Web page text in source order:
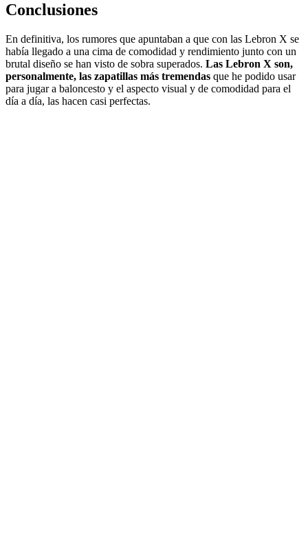
Conclusiones
En definitiva, los rumores que apuntaban a que con las Lebron X se
había llegado a una cima de comodidad y rendimiento junto con un
brutal diseño se han visto de sobra superados. Las Lebron X son,
personalmente, las zapatillas más tremendas que he podido usar
para jugar a baloncesto y el aspecto visual y de comodidad para el
día a día, las hacen casi perfectas.